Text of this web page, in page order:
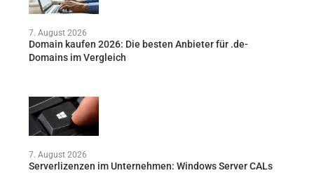
7. August 2026
Domain kaufen 2026: Die besten Anbieter für .de-
Domains im Vergleich
7. August 2026
Serverlizenzen im Unternehmen: Windows Server CALs